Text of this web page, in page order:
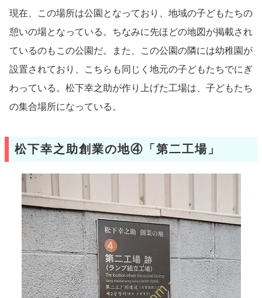
現在、この場所は公園となっており、地域の子どもたちの
憩いの場となっている。ちなみに先ほどの地図が掲載され
ているのもこの公園だ。また、この公園の隣には幼稚園が
設置されており、こちらも同じく地元の子どもたちでにぎ
わっている。松下幸之助が作り上げた工場は、子どもたち
の集合場所になっている。
松下幸之助創業の地④「第二工場」